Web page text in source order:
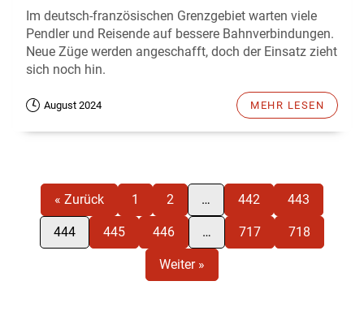
Im deutsch-französischen Grenzgebiet warten viele
Pendler und Reisende auf bessere Bahnverbindungen.
Neue Züge werden angeschafft, doch der Einsatz zieht
sich noch hin.
August 2024 MEHR LESEN
« Zurück 1 2 … 442 443
444 445 446 … 717 718
Weiter »